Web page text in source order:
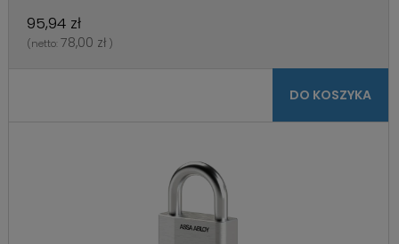
95,94 zł
(netto: 78,00 zł )
DO KOSZYKA